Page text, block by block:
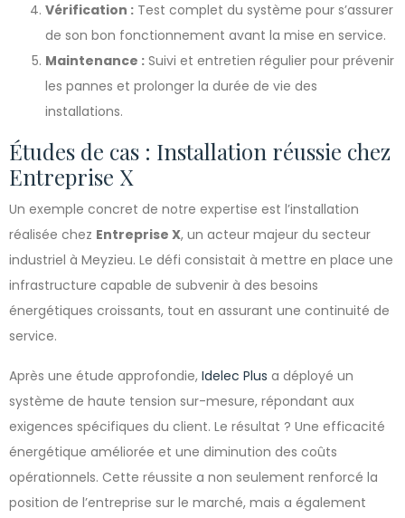
Vérification : Test complet du système pour s’assurer
de son bon fonctionnement avant la mise en service.
Maintenance : Suivi et entretien régulier pour prévenir
les pannes et prolonger la durée de vie des
installations.
Études de cas : Installation réussie chez
Entreprise X
Un exemple concret de notre expertise est l’installation
réalisée chez Entreprise X, un acteur majeur du secteur
industriel à Meyzieu. Le défi consistait à mettre en place une
infrastructure capable de subvenir à des besoins
énergétiques croissants, tout en assurant une continuité de
service.
Après une étude approfondie, Idelec Plus a déployé un
système de haute tension sur-mesure, répondant aux
exigences spécifiques du client. Le résultat ? Une efficacité
énergétique améliorée et une diminution des coûts
opérationnels. Cette réussite a non seulement renforcé la
position de l’entreprise sur le marché, mais a également